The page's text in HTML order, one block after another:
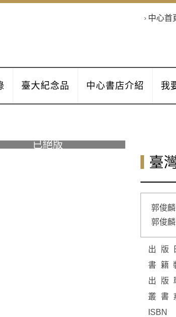
中心首
臺大紀念品 中心書店介紹 我
臺
郭俊
郭俊
出版
書籍
出版
叢書
ISBN